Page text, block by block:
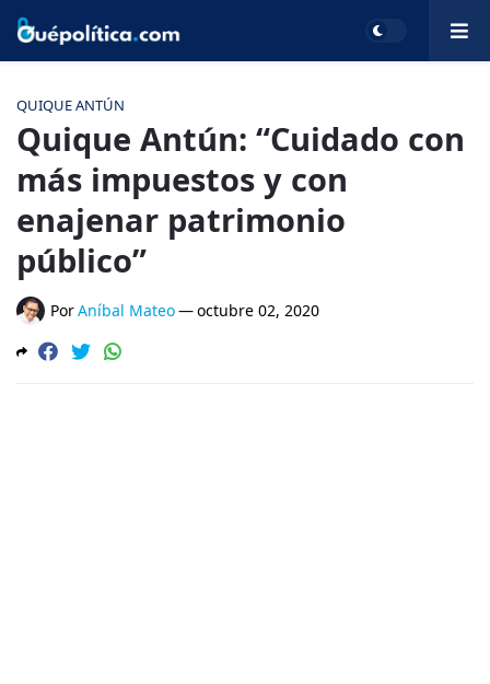
QUIQUE ANTÚN
Quique Antún: “Cuidado con
más impuestos y con
enajenar patrimonio
público”
PorAníbal Mateo—octubre 02, 2020